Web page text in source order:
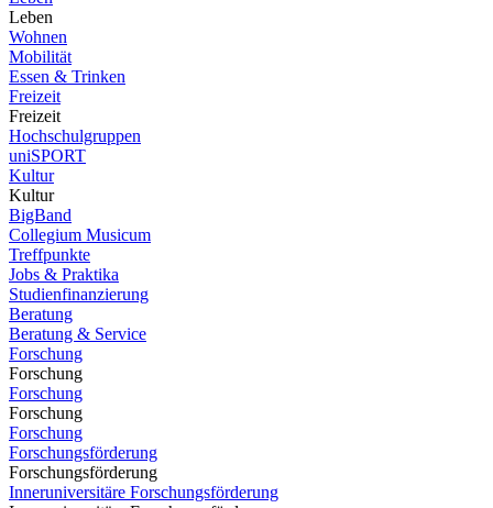
Leben
Wohnen
Mobilität
Essen & Trinken
Freizeit
Freizeit
Hochschulgruppen
uniSPORT
Kultur
Kultur
BigBand
Collegium Musicum
Treffpunkte
Jobs & Praktika
Studienfinanzierung
Beratung
Beratung & Service
Forschung
Forschung
Forschung
Forschung
Forschung
Forschungsförderung
Forschungsförderung
Inneruniversitäre Forschungsförderung